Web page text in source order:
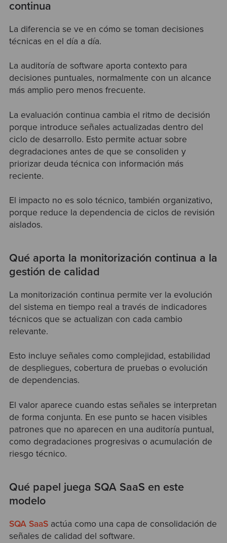
continua
La diferencia se ve en cómo se toman decisiones
técnicas en el día a día.
La auditoría de software aporta contexto para
decisiones puntuales, normalmente con un alcance
más amplio pero menos frecuente.
La evaluación continua cambia el ritmo de decisión
porque introduce señales actualizadas dentro del
ciclo de desarrollo. Esto permite actuar sobre
degradaciones antes de que se consoliden y
priorizar deuda técnica con información más
reciente.
El impacto no es solo técnico, también organizativo,
porque reduce la dependencia de ciclos de revisión
aislados.
Qué aporta la monitorización continua a la
gestión de calidad
La monitorización continua permite ver la evolución
del sistema en tiempo real a través de indicadores
técnicos que se actualizan con cada cambio
relevante.
Esto incluye señales como complejidad, estabilidad
de despliegues, cobertura de pruebas o evolución
de dependencias.
El valor aparece cuando estas señales se interpretan
de forma conjunta. En ese punto se hacen visibles
patrones que no aparecen en una auditoría puntual,
como degradaciones progresivas o acumulación de
riesgo técnico.
Qué papel juega SQA SaaS en este
modelo
SQA SaaSactúa como una capa de consolidación de
señales de calidad del software.